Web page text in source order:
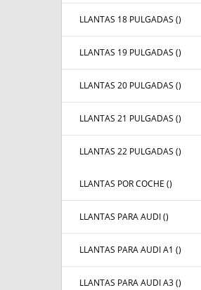
LLANTAS 18 PULGADAS ()
LLANTAS 19 PULGADAS ()
LLANTAS 20 PULGADAS ()
LLANTAS 21 PULGADAS ()
LLANTAS 22 PULGADAS ()
LLANTAS POR COCHE ()
LLANTAS PARA AUDI ()
LLANTAS PARA AUDI A1 ()
LLANTAS PARA AUDI A3 ()